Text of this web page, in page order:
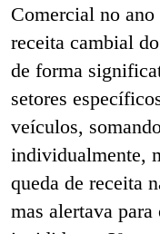
Comercial no
receita cambial
de forma
setores
veículos,
individualmente,
queda de receita
mas alertava